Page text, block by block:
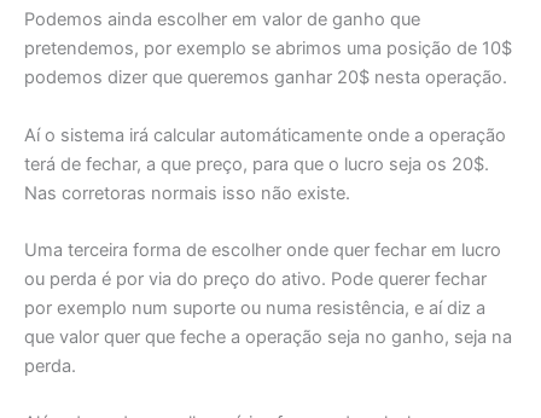
Podemos ainda escolher em valor de ganho que
pretendemos, por exemplo se abrimos uma posição de 10$
podemos dizer que queremos ganhar 20$ nesta operação.
Aí o sistema irá calcular automáticamente onde a operação
terá de fechar, a que preço, para que o lucro seja os 20$.
Nas corretoras normais isso não existe.
Uma terceira forma de escolher onde quer fechar em lucro
ou perda é por via do preço do ativo. Pode querer fechar
por exemplo num suporte ou numa resistência, e aí diz a
que valor quer que feche a operação seja no ganho, seja na
perda.